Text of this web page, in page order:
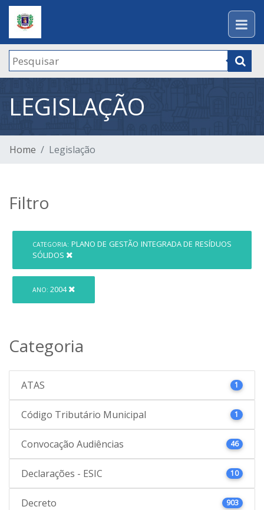
LEGISLAÇÃO
Home Legislação
Filtro
CATEGORIA: PLANO DE GESTÃO INTEGRADA DE RESÍDUOS
SÓLIDOS
ANO: 2004
Categoria
ATAS 1
Código Tributário Municipal 1
Convocação Audiências 46
Declarações - ESIC 10
Decreto 903